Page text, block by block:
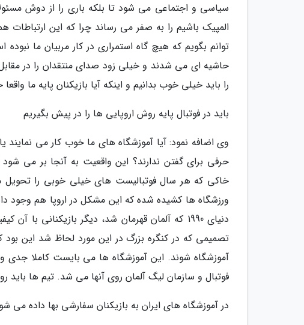
سیاسی و اجتماعی می شود تا بلکه باری را از دوش
المپیک باشیم را به صفر می رساند چرا که این
توانم بگویم که هیچ گاه استمراری در کار مربیان ما
حاشیه ای می شدند و خیلی زود صدای منتقدان را در
را باید خیلی خوب بدانیم و اینکه آیا بازیکنان پایه ما
باید در فوتبال پایه روش اروپایی ها را در پیش بگیریم
وی اضافه نمود: آیا آموزشگاه های ما خوب کار می نمایند
حرفی برای گفتن ندارند؟ این واقعیت به آنجا بر می
خاکی که هر سال فوتبالیست های خیلی خوبی را تحویل
دنیای 1990 که آلمان قهرمان شد، دیگر بازیکنانی
تصمیمی که در کنگره بزرگ در این مورد لحاظ شد این
آموزشگاه شوند. این آموزشگاه ها می بایست کاملا
فوتبال و سازمان لیگ آلمان روی آنها می شد. تیم ها
در آموزشگاه های ایران به بازیکنان سفارشی بها داده می